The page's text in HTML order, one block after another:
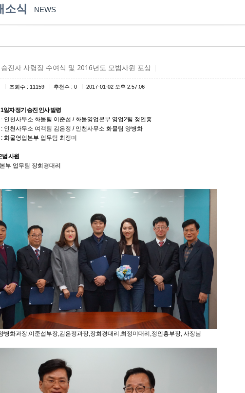
소식 NEWS
진자 사령장 수여식 및 2016년도 모범사원 포상
조회수 : 11159 추천수 : 0 2017-01-02 오후 2:57:06
일자 정기 승진 인사 발령
인천사무소 화물팀 이준섭 / 화물영업본부 영업2팀 정인흥
인천사무소 여객팀 김은정 / 인천사무소 화물팀 양병화
물영업본부 업무팀 최정미
범 사원
부 업무팀 장희경대리
병화과장,이준섭부장,김은정과장,장희경대리,최정미대리,정인흥부장, 사장님